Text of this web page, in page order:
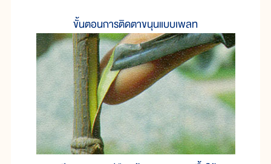
ขั้นตอนการติดตาขนุนแบบเพลท